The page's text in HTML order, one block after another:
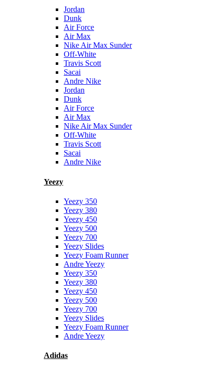
Jordan
Dunk
Air Force
Air Max
Nike Air Max Sunder
Off-White
Travis Scott
Sacai
Andre Nike
Jordan
Dunk
Air Force
Air Max
Nike Air Max Sunder
Off-White
Travis Scott
Sacai
Andre Nike
Yeezy
Yeezy 350
Yeezy 380
Yeezy 450
Yeezy 500
Yeezy 700
Yeezy Slides
Yeezy Foam Runner
Andre Yeezy
Yeezy 350
Yeezy 380
Yeezy 450
Yeezy 500
Yeezy 700
Yeezy Slides
Yeezy Foam Runner
Andre Yeezy
Adidas